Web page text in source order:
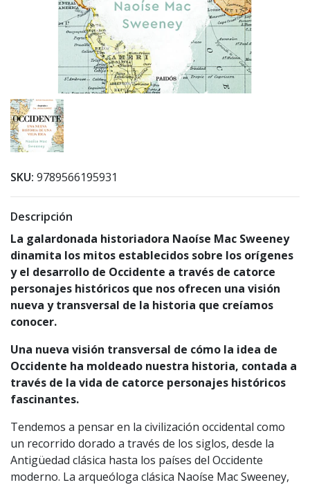
SKU: 9789566195931
Descripción
La galardonada historiadora Naoíse Mac Sweeney
dinamita los mitos establecidos sobre los orígenes
y el desarrollo de Occidente a través de catorce
personajes históricos que nos ofrecen una visión
nueva y transversal de la historia que creíamos
conocer.
Una nueva visión transversal de cómo la idea de
Occidente ha moldeado nuestra historia, contada a
través de la vida de catorce personajes históricos
fascinantes.
Tendemos a pensar en la civilización occidental como
un recorrido dorado a través de los siglos, desde la
Antigüedad clásica hasta los países del Occidente
moderno. La arqueóloga clásica Naoíse Mac Sweeney,